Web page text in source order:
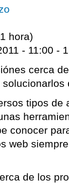
hora)
- 11:00 -
cerca
tipos de
conocer
web
de los